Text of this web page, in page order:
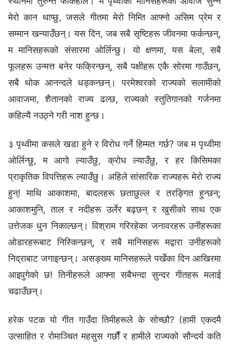
मेरो कान थाप्छु, जसले गीतमा मेरो निम्ति आफ्नो असिम प्रेम र
सम्मान खन्याउँछन्। यस दिन, जब सबै सृष्टिहरू जीवनमा फर्कन्छन्,
म मानिसहरूको संसारमा ओर्लिन्छु। यो क्षणमा, यस बेला, सबै
फूलहरू उन्मत्त बनेर फक्रिन्छन्, सबै पक्षीहरू एकै सोरमा गाउँछन्,
सबै थोक आनन्दले धड्कन्छन्। परमेश्‍वरको राज्यको सलामीको
आवाजमा, शैतानको राज्य ढल्छ, राज्यको स्तुतिगानको गर्जनमा
कहिल्यै नउठ्ने गरी नाश हुन्छ।
३ पृथ्वीमा कसले खडा हुने र विरोध गर्ने हिम्मत गर्छ? जब म पृथ्वीमा
ओर्लिन्छु, म आगो ल्याउँछु, क्रोध ल्याउँछु, र हर किसिमका
प्राकृतिक विपत्तिहरू ल्याउँछु। अहिले सांसारिक राज्यहरू मेरो राज्य
हुन्! माथि आकाशमा, बादलहरू छताछुल्ल र तरङ्गित हुन्छन्;
आकाशमुनि, ताल र नदीहरू उर्लेर बढ्छन् र खुसीको साथ एक
उत्तेजक धुन निकाल्छन्। विश्राम गरिरहेका जनावरहरू उनीहरूका
ओडारहरूबाट निस्किन्छन्, र सबै मानिसहरू मद्वारा उनीहरूको
निद्राबाट जगाइन्छन्। असङ्ख्य मानिसहरूले पर्खेका दिन आखिरमा
आइपुगेको छ! तिनीहरूले आफ्ना सबैभन्दा सुन्दर गीतहरू मलाई
चढाउँछन्।
हरेक पटक यो गीत गाउँदा तिमीहरूले के सोच्छौ? (हामी एकदमै
उत्साहित र रोमाञ्चित महसुस गर्छौं र हामीले राज्यको सौन्दर्य कति